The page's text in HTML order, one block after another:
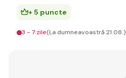
+ 5 puncte
3 - 7 zile(La dumneavoastră 21.08.)